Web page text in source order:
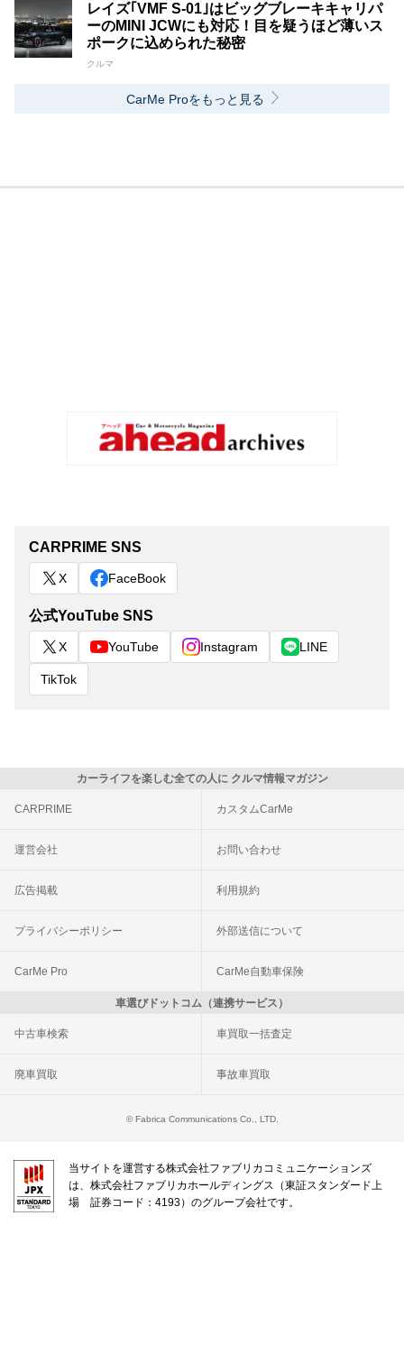
レイズ｢VMF S-01｣はビッグブレーキキャリパ
ーのMINI JCWにも対応！目を疑うほど薄いス
ポークに込められた秘密
クルマ
CarMe Proをもっと見る
CARPRIME SNS
X FaceBook
公式YouTube SNS
X YouTube Instagram LINE
TikTok
カーライフを楽しむ全ての人に クルマ情報マガジン
CARPRIME カスタムCarMe
運営会社 お問い合わせ
広告掲載 利用規約
プライバシーポリシー 外部送信について
CarMe Pro CarMe自動車保険
車選びドットコム（連携サービス）
中古車検索 車買取一括査定
廃車買取 事故車買取
© Fabrica Communications Co., LTD.
当サイトを運営する株式会社ファブリカコミュニケーションズ
は、株式会社ファブリカホールディングス（東証スタンダード上
場 証券コード：4193）のグループ会社です。